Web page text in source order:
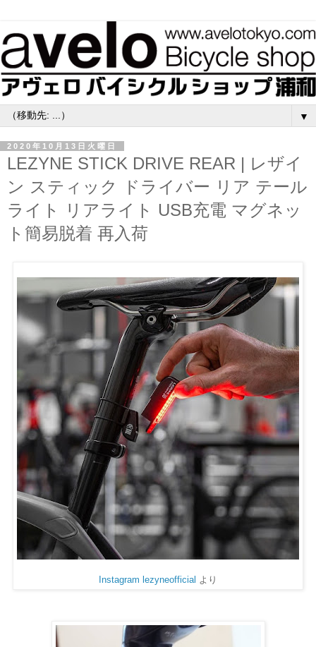
▼
2020年10月13日火曜日
LEZYNE STICK DRIVE REAR | レザイ
ン スティック ドライバー リア テール
ライト リアライト USB充電 マグネッ
ト簡易脱着 再入荷
Instagram lezyneofficial より